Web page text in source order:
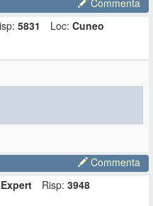
Commenta
5831 Loc: Cuneo
Commenta
Expert Risp: 3948